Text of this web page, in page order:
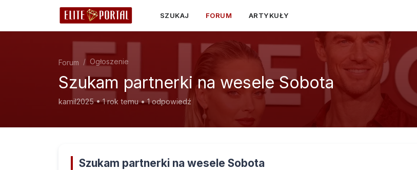
SZUKAJ FORUM ARTYKUŁY
Forum Ogłoszenie
Szukam partnerki na wesele Sobota
kamil2025 • 1 rok temu • 1 odpowiedź
Szukam partnerki na wesele Sobota